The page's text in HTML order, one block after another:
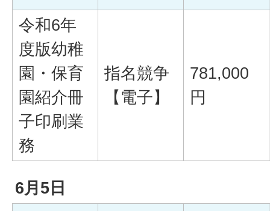
令和6年
度版幼稚
園・保育
園紹介冊
子印刷業
務
指名競争
【電子】
781,000
円
6月5日